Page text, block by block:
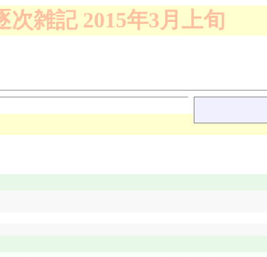
次雑記 2015年3月上旬